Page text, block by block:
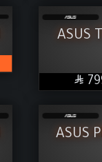
ASUS

ASUS